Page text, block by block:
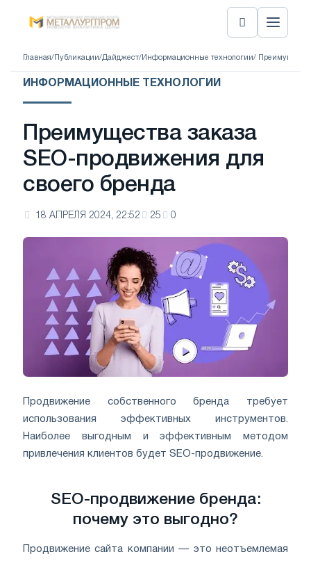
Главная/ Публикации/Дайджест/ Информационные технологии/
ИНФОРМАЦИОННЫЕ ТЕХНОЛОГИИ
Преимущества заказа
SEO-продвижения для
своего бренда
18 АПРЕЛЯ 2024, 22:52 25 0
Продвижение собственного бренда требует
использования эффективных инструментов.
Наиболее выгодным и эффективным методом
привлечения клиентов будет SEO-продвижение.
SEO-продвижение бренда:
почему это выгодно?
Продвижение сайта компании — это неотъемлемая